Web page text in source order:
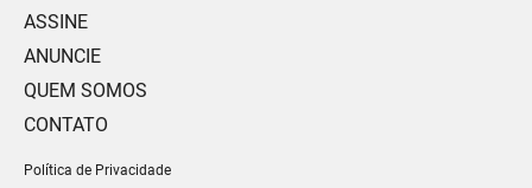
ASSINE
ANUNCIE
QUEM SOMOS
CONTATO
Política de Privacidade